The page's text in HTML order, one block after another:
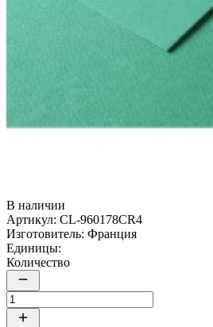
В наличии
Артикул: CL-960178CR4
Изготовитель: Франция
Единицы:
Количество